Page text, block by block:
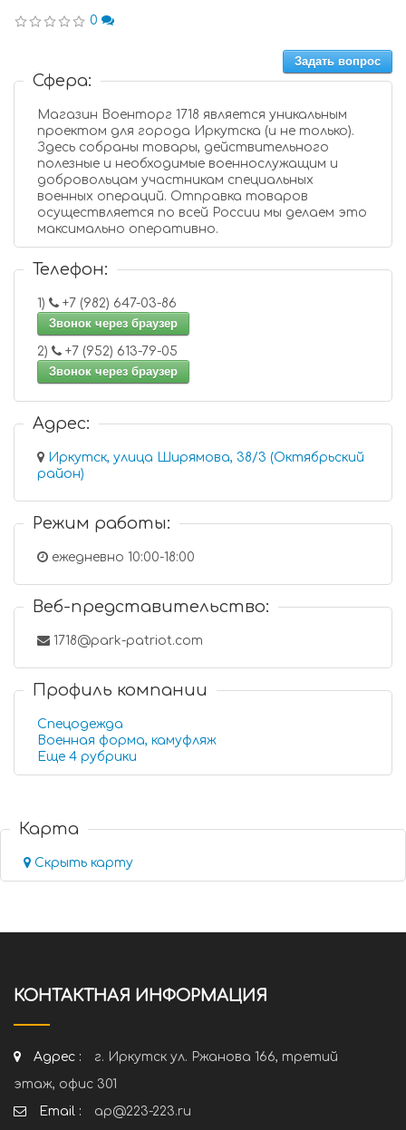
0
Задать вопрос
Сфера:
Магазин Военторг 1718 является уникальным
проектом для города Иркутска (и не только).
Здесь собраны товары, действительного
полезные и необходимые военнослужащим и
добровольцам участникам специальных
военных операций. Отправка товаров
осуществляется по всей России мы делаем это
максимально оперативно.
Телефон:
1)
+7 (982) 647-03-86
Звонок через браузер
2)
+7 (952) 613-79-05
Звонок через браузер
Адрес:
Иркутск, улица Ширямова, 38/3 (Октябрьский
район)
Режим работы:
ежедневно 10:00-18:00
Веб-представительство:
1718@park-patriot.com
Профиль компании
Спецодежда
Военная форма, камуфляж
Еще 4 рубрики
Карта
Скрыть карту
КОНТАКТНАЯ ИНФОРМАЦИЯ
Адрес :
г. Иркутск ул. Ржанова 166, третий
этаж, офис 301
Email :
ap@223-223.ru